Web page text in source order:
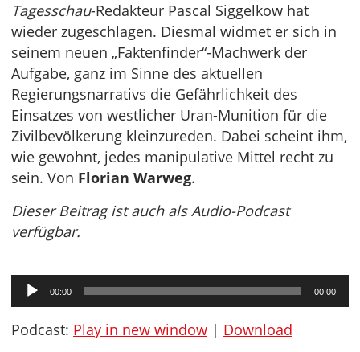
Tagesschau-Redakteur Pascal Siggelkow hat
wieder zugeschlagen. Diesmal widmet er sich in
seinem neuen „Faktenfinder“-Machwerk der
Aufgabe, ganz im Sinne des aktuellen
Regierungsnarrativs die Gefährlichkeit des
Einsatzes von westlicher Uran-Munition für die
Zivilbevölkerung kleinzureden. Dabei scheint ihm,
wie gewohnt, jedes manipulative Mittel recht zu
sein. Von Florian Warweg.
Dieser Beitrag ist auch als Audio-Podcast
verfügbar.
Audio-
Player
00:00 00:00
Podcast: Play in new window | Download